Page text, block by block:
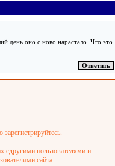
день оно с ново нарастало. Что это
сдругими пользователями и
сайта.